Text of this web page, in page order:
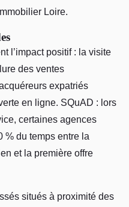
Loire.
l’impact positif : la visite
des ventes
expatriés
en ligne. SQuAD : lors
certaines agences
% du temps entre la
et la première offre
situés à proximité des